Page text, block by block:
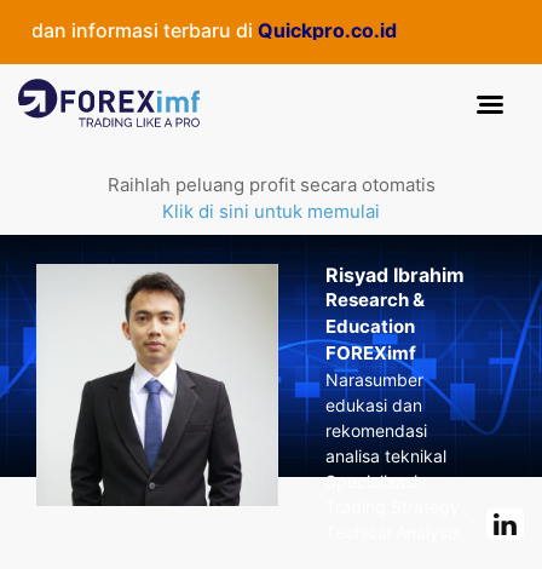
informasi terbaru diQuickpro.co.id
Raihlah peluang profit secara otomatis
Klik di sini untuk memulai
Risyad Ibrahim
Research &
Education
FOREXimf
Narasumber
edukasi dan
rekomendasi
analisa teknikal
Specialisasi :